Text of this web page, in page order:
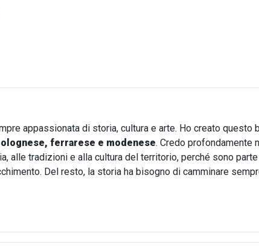
emiliana
appassionata di storia, cultura e arte. Ho creato
ferrarese e modenese. Credo profondamente
alle tradizioni e alla cultura del territorio, perché sono
Del resto, la storia ha bisogno di camminare